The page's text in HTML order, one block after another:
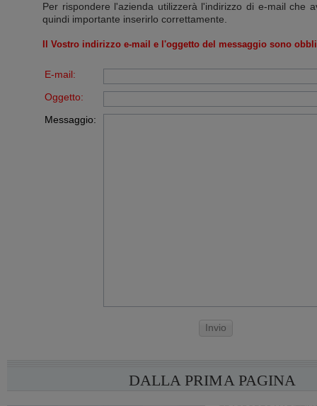
Per rispondere l'azienda utilizzerà l'indirizzo di e-mail che
quindi importante inserirlo correttamente.
Il Vostro indirizzo e-mail e l'oggetto del messaggio sono
E-mail:
Oggetto:
Messaggio:
Invio
DALLA PRIMA PAGINA